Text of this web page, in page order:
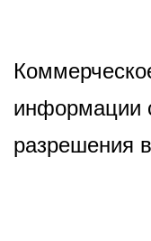
информации
разрешения